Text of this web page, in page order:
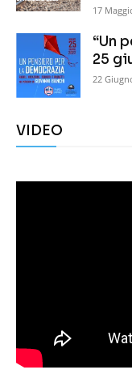
17
“Un
25
22
VIDEO